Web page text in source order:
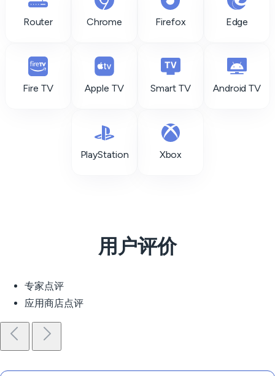
Router Chrome Firefox Edge
Fire TV Apple TV Smart TV Android TV
PlayStation Xbox
用户评价
专家点评
应用商店点评